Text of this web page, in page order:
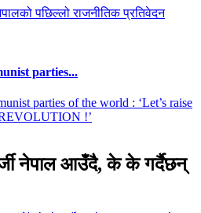
parties...
नेपाल आउँदै, के के गर्दैछन्